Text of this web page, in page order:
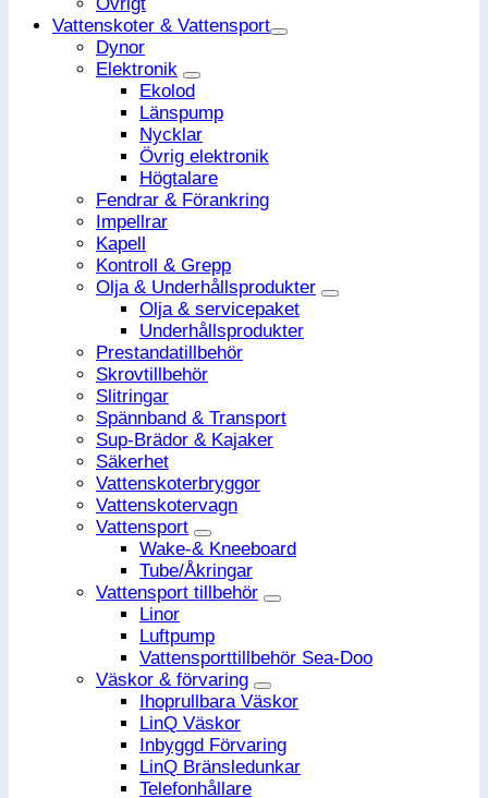
Vattenskoter & Vattensport
Dynor
Elektronik
Ekolod
Länspump
Nycklar
Övrig elektronik
Högtalare
Fendrar & Förankring
Impellrar
Kapell
Kontroll & Grepp
Olja & Underhållsprodukter
Olja & servicepaket
Underhållsprodukter
Prestandatillbehör
Skrovtillbehör
Slitringar
Spännband & Transport
Sup-Brädor & Kajaker
Säkerhet
Vattenskoterbryggor
Vattenskotervagn
Vattensport
Wake-& Kneeboard
Tube/Åkringar
Vattensport tillbehör
Linor
Luftpump
Vattensporttillbehör Sea-Doo
Väskor & förvaring
Ihoprullbara Väskor
LinQ Väskor
Inbyggd Förvaring
LinQ Bränsledunkar
Telefonhållare